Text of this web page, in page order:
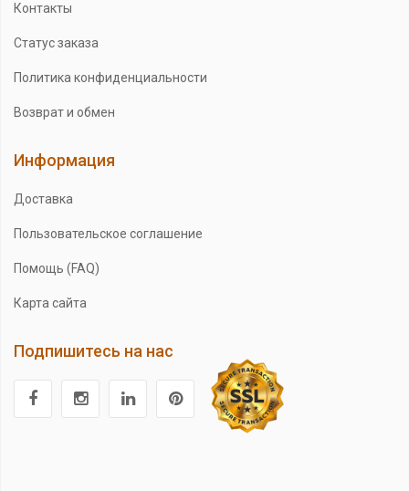
Контакты
Статус заказа
Политика конфиденциальности
Возврат и обмен
Информация
Доставка
Пользовательское соглашение
Помощь (FAQ)
Карта сайта
Подпишитесь на нас